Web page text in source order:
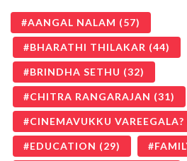
AANGAL NALAM (57)
BHARATHI THILAKAR (44)
BRINDHA SETHU (32)
CHITRA RANGARAJAN (31)
CINEMAVUKKU VAREEGALA?
EDUCATION (29)